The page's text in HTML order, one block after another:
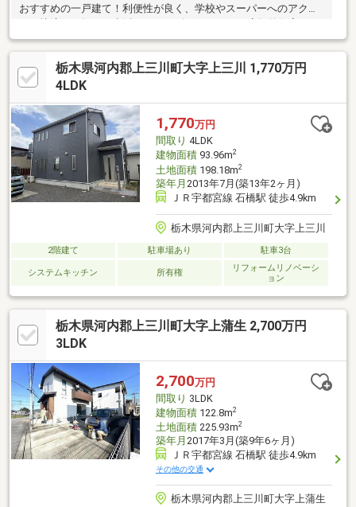
おすすめの一戸建て！利便性が良く、学校やスーパーへのアクセ
スが快適で、毎日の生活がスムーズに☆さらに、店舗兼住宅とし
ての利用も可能なので、夢のビジネスを始める場としても理想的
です。周辺環境は緑が豊かで、休日には家族と一緒に近くの公園
でリフレッシュ！暮らしの中で心地よさを実感できる住まいで
す。
栃木県河内郡上三川町大字上三川 1,770万円
4LDK
1,770万円
間取り 4LDK
建物面積93.96m2
土地面積198.18m2
築年月 2013年7月(築13年2ヶ月)
ＪＲ宇都宮線 石橋駅 徒歩4.9km
栃木県河内郡上三川町大字上三川
2階建て 駐車場あり 駐車3台
システムキッチン 所有権
リフォームリノベーシ
ョン
栃木県河内郡上三川町大字上蒲生 2,700万円
3LDK
2,700万円
間取り 3LDK
建物面積122.8m2
土地面積225.93m2
築年月 2017年3月(築9年6ヶ月)
ＪＲ宇都宮線 石橋駅 徒歩4.9km
その他の交通
栃木県河内郡上三川町大字上蒲生